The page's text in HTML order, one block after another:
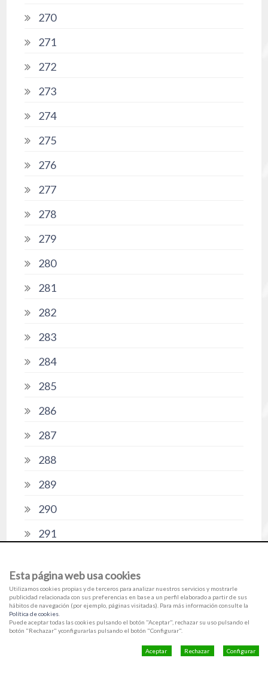
270
271
272
273
274
275
276
277
278
279
280
281
282
283
284
285
286
287
288
289
290
291
293
294
295
Esta página web usa cookies
Utilizamos cookies propias y de terceros para analizar nuestros servicios y mostrarle
publicidad relacionada con sus preferencias en base a un perfil elaborado a partir de sus
hábitos de navegación (por ejemplo, páginas visitadas). Para más información consulte la
Política de cookies
Puede aceptar todas las cookies pulsando el botón "Aceptar", rechazar su uso pulsando el
botón "Rechazar" yconfigurarlas pulsando el botón "Configurar".
Aceptar Rechazar Configurar